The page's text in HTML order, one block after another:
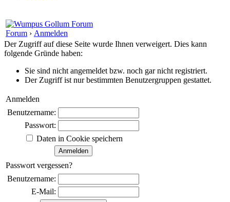
Forum › Anmelden
Der Zugriff auf diese Seite wurde Ihnen verweigert. Dies kann
folgende Gründe haben:
Sie sind nicht angemeldet bzw. noch gar nicht registriert.
Der Zugriff ist nur bestimmten Benutzergruppen gestattet.
Anmelden
Benutzername:
Passwort:
Daten in Cookie speichern
Passwort vergessen?
Benutzername:
E-Mail: